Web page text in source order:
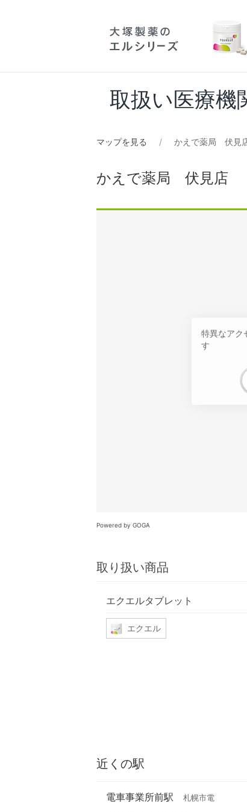
取扱い医療機
マップを見る かえで薬局 伏見
かえで薬局 伏見店
特異なアク
す
Powered by GOGA
取り扱い商品
エクエルタブレット
エクエル
近くの駅
電車事業所前駅 札幌市電